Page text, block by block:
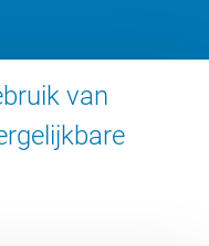
van